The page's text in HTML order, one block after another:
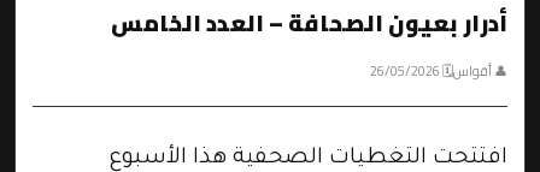
أدرار بعيون الصحافة – العدد الخامس
👤 أقواس🗓 26/05/2026
افتتحت التغطيات الصحفية هذا الأسبوع